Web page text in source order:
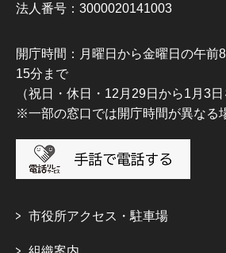
法人番号：3000020141003
開庁時間：月曜日から金曜日の午前
15分まで
（祝日・休日・12月29日から1月3日
※一部の窓口では開庁時間が異なる
市役所アクセス・駐車場